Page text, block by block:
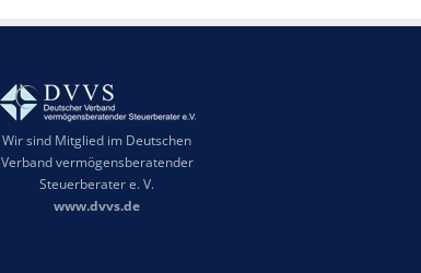
Wir sind Mitglied im Deutschen
Verband vermögensberatender
Steuerberater e. V.
www.dvvs.de